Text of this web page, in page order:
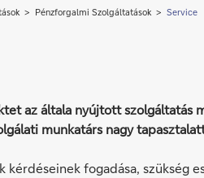
Pénzforgalmi Szolgáltatások Service
az általa nyújtott
munkatárs nagy
fogadása, szükség